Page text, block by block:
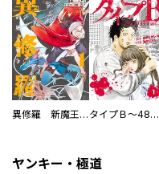
異修羅 新魔王戦争 タイプＢ～48時間後、致死率100％～【単話】
ヤンキー・極道